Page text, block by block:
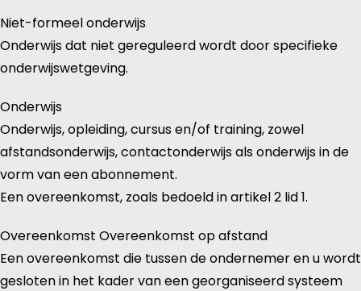
Niet-formeel onderwijs
Onderwijs dat niet gereguleerd wordt door specifieke
onderwijswetgeving.
Onderwijs
Onderwijs, opleiding, cursus en/of training, zowel
afstandsonderwijs, contactonderwijs als onderwijs in de
vorm van een abonnement.
Een overeenkomst, zoals bedoeld in artikel 2 lid 1.
Overeenkomst Overeenkomst op afstand
Een overeenkomst die tussen de ondernemer en u wordt
gesloten in het kader van een georganiseerd systeem